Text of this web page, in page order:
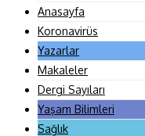
Anasayfa
Koronavirüs
Yazarlar
Makaleler
Dergi Sayıları
Yaşam Bilimleri
Sağlık